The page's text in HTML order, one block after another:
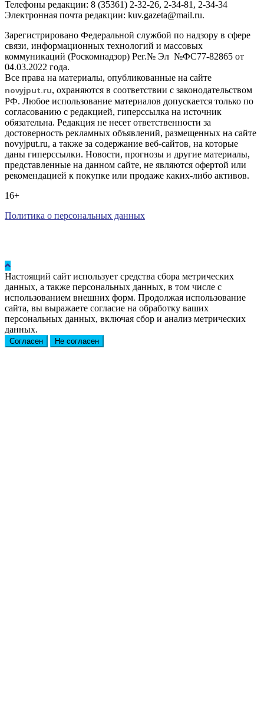
Телефоны редакции: 8 (35361) 2-32-26, 2-34-81, 2-34-34
Электронная почта редакции: kuv.gazeta@mail.ru.
Зарегистрировано Федеральной службой по надзору в сфере
связи, информационных технологий и массовых
коммуникаций (Роскомнадзор) Рег.№ Эл №ФС77-82865 от
04.03.2022 года.
Все права на материалы, опубликованные на сайте
novyjput.ru, охраняются в соответствии с законодательством
РФ. Любое использование материалов допускается только по
согласованию с редакцией, гиперссылка на источник
обязательна. Редакция не несет ответственности за
достоверность рекламных объявлений, размещенных на сайте
novyjput.ru, а также за содержание веб-сайтов, на которые
даны гиперссылки. Новости, прогнозы и другие материалы,
представленные на данном сайте, не являются офертой или
рекомендацией к покупке или продаже каких-либо активов.
16+
Политика о персональных данных
Настоящий сайт использует средства сбора метрических
данных, а также персональных данных, в том числе с
использованием внешних форм. Продолжая использование
сайта, вы выражаете согласие на обработку ваших
персональных данных, включая сбор и анализ метрических
данных.
Согласен Не согласен